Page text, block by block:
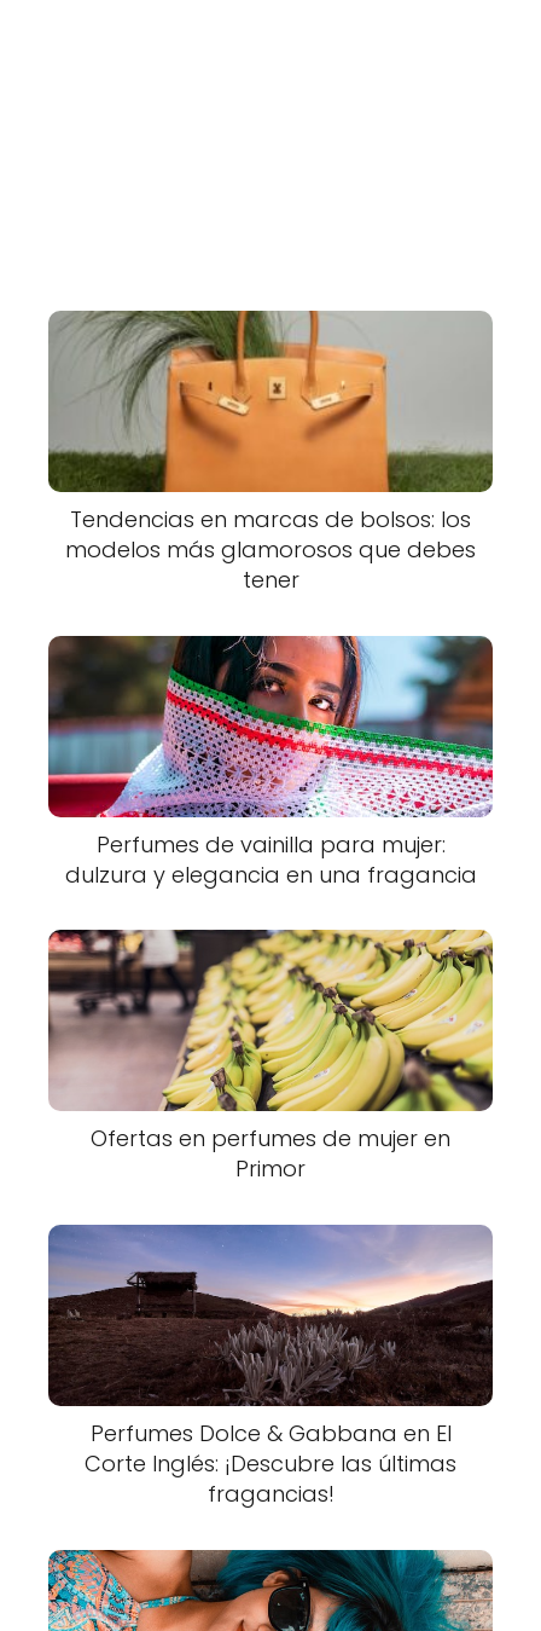
Tendencias en marcas de bolsos: los
modelos más glamorosos que debes
tener
Perfumes de vainilla para mujer:
dulzura y elegancia en una fragancia
Ofertas en perfumes de mujer en
Primor
Perfumes Dolce & Gabbana en El
Corte Inglés: ¡Descubre las últimas
fragancias!